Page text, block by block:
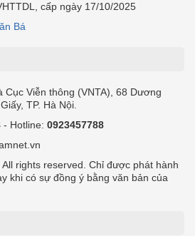
cấp ngày 17/10/2025
Bá
Cục Viễn thông (VNTA), 68 Dương
TP. Hà Nội.
- Hotline: 0923457788
rights reserved. Chỉ được phát hành
khi có sự đồng ý bằng văn bản của